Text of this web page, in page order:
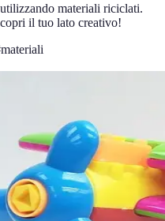
materiali riciclati.
il tuo lato creativo!
materiali